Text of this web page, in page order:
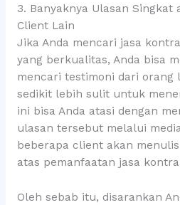
3. Banyaknya Ulasan Singkat
Client Lain
Jika Anda mencari jasa
yang berkualitas, Anda bisa
mencari testimoni dari orang
sedikit lebih sulit untuk
ini bisa Anda atasi dengan
ulasan tersebut melalui
beberapa client akan
atas pemanfaatan jasa
Oleh sebab itu, disarankan